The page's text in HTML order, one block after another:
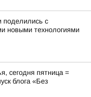
поделились с
новыми технологиями
сегодня пятница =
блога «Без